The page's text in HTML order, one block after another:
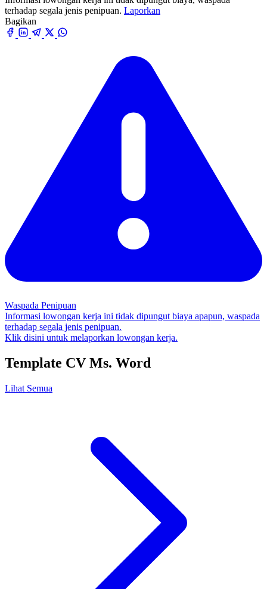
terhadap segala jenis penipuan. Laporkan
Bagikan
Waspada Penipuan
Informasi lowongan kerja ini tidak dipungut biaya apapun, waspada
terhadap segala jenis penipuan.
Klik disini untuk melaporkan lowongan kerja.
Template CV Ms. Word
Lihat Semua